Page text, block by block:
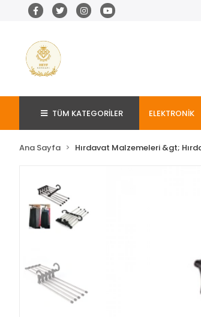
TÜM KATEGORİLER ELEKTRONİK
Ana Sayfa Hırdavat Malzemeleri &gt;